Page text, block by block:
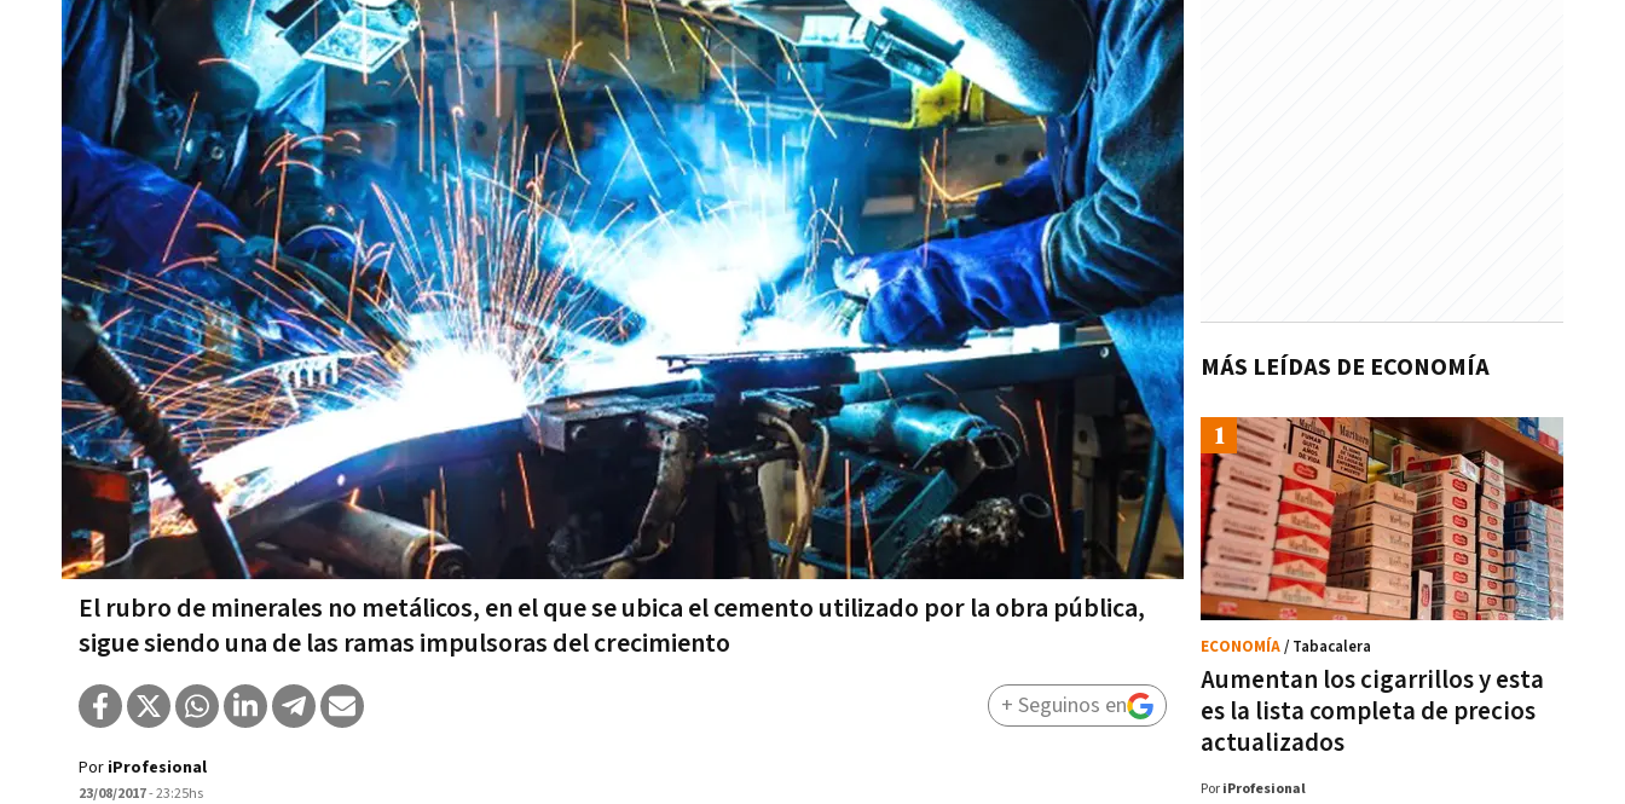
El rubro de minerales no metálicos, en el que se ubica el cemento utilizado por la obra pública,
sigue siendo una de las ramas impulsoras del crecimiento
Por iProfesional
23/08/2017- 23:25hs
+ Seguinos en
MÁS LEÍDAS DE ECONOMÍA
Aumentan los cigarrillos y esta
es la lista completa de precios
actualizados
ECONOMÍA/ Tabacalera
Por iProfesional